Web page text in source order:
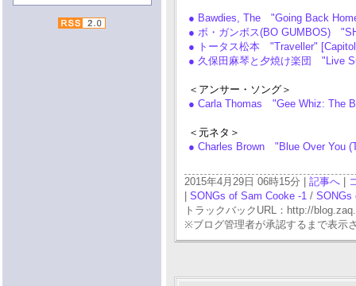
● Bawdies, The "Going Back
● ボ・ガンボス(BO GUMBOS)
● トータス松本 "Traveller"
● 久保田麻琴と夕焼け楽団 "Live
＜アンサー・ソング＞
● Carla Thomas "Gee Whiz: The
＜元ネタ＞
● Charles Brown "Blue Over You
2015年4月29日 06時15分 | 記事へ
SONGs of Sam Cooke -1 / SONGs
トラックバックURL：http://
※ブログ管理者が承認するまで表示